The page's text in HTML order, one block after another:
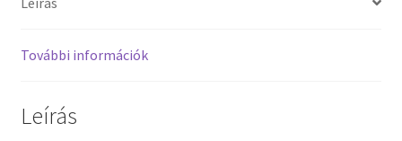
További információk
Leírás